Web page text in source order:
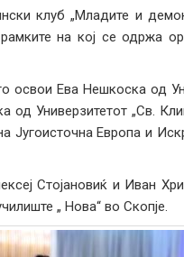
клуб „Младите и
на кој се одржа
освои Ева Нешкоска од
од Универзитетот „Св.
Југоисточна Европа и
Стојановиќ и Иван
„ Нова“ во Скопје.